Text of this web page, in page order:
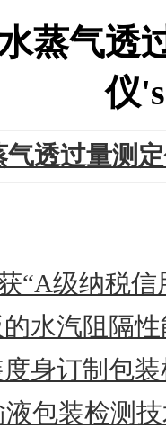
蒸气透
仪
透过量测
“A级纳税信
水汽阻隔
身订制包
包装检测